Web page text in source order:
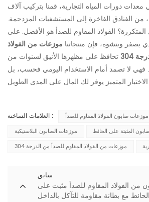
دورات المياه التجارية، قمنا بتركيب آلاف
الفنادق الفاخرة إلى المستشفيات المزدحمة.
الفولاذ المقاوم للصدأ هو الأفضل. على
يصفر ويتشوه، فإن منتجاتنا موزعات من الفولاذ
304
تحافظ على مظهرها الأنيق لسنوات من
فهي لا تصمد أمام الاستخدام اليومي فحسب، بل
العلامات الساخنة :
موزعات صابون الفولاذ المقاوم للصدأ
موزعات الصابون البلاستيكية
المثبتة على الحائط
موزعات من الفولاذ المقاوم للصدأ من الدرجة 304
سابق
من الفولاذ المقاوم للصدأ مثبت على
الحائط مع بطانة مقاومة للتآكل بالداخل